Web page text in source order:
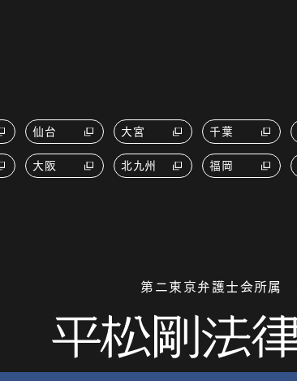
仙台 大宮 千葉
大阪 北九州 福岡
第二東京弁護士会所属